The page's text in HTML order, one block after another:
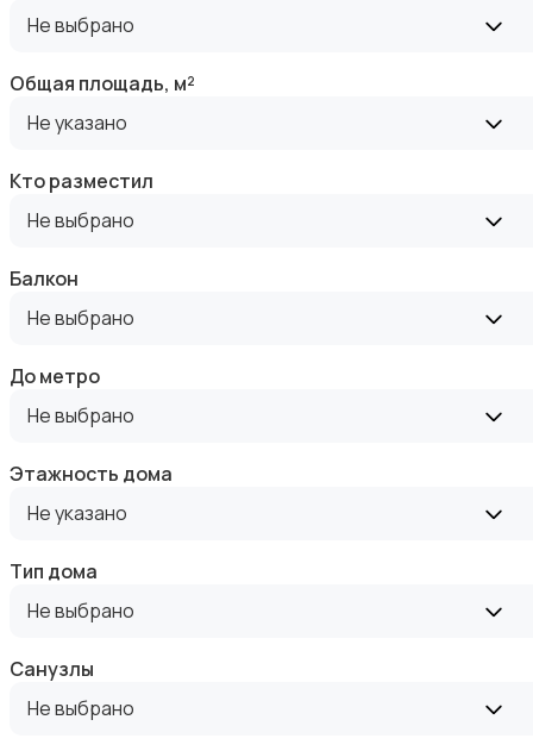
Аренда квартиры длительно
Аренда комнаты длительно
Аренда квартиры посуточно
Не выбрано
Общая площадь, м²
Не указано
Кто разместил
Не выбрано
Балкон
Не выбрано
До метро
Не выбрано
Этажность дома
Не указано
Тип дома
Не выбрано
Санузлы
Не выбрано